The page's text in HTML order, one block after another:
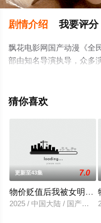
剧情介绍 我要评分
飘花电影网国产动漫《全
部由知名导演执导，众多
手机免费观看高清未删减
了解。
猜你喜欢
更新至43集 7.0
物价贬值后我被女明星
2025 / 中国大陆 / 国产动漫